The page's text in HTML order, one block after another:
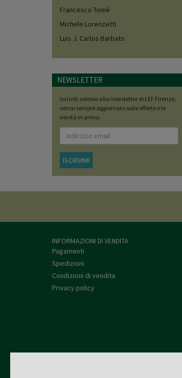
Francesco Tomè
Michele Lorenzetti
Luis J. Carlos Barbato
NEWSLETTER
Iscriviti adesso alla newsletter di LEF Firenze,
verrai sempre aggiornato sulle offerte e le
novità in arrivo.
ISCRIVIMI
INFORMAZIONI DI VENDITA
Pagamenti
Spedizioni
Condizioni di vendita
Privacy policy